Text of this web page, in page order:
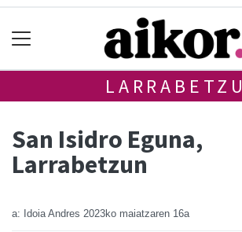
LARRABETZU
San Isidro Eguna,
Larrabetzun
a: Idoia Andres 2023ko maiatzaren 16a